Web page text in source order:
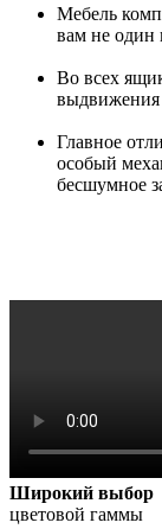
Мебель
вам не один
Во всех
выдвижения
Главное
особый
бесшумное
Широкий выбор
цветовой гаммы